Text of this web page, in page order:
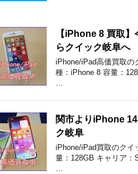
【iPhone 8 買取
らクイック岐阜へ
iPhone/iPad高価買取の
種：iPhone 8 容量：
…
関市よりiPhone
ク岐阜
iPhone/iPad買取のクイ
量：128GB キャリア：
…